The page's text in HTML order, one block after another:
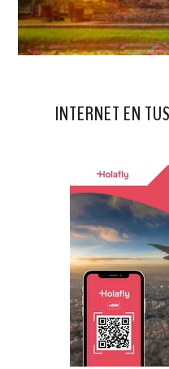
INTERNET EN